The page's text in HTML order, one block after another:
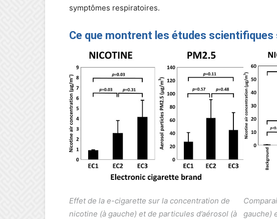
symptômes respiratoires.
Ce que montrent les études
Effet de la e-cigarette sur la concentration de
nicotine (à gauche) et de particules d’aérosol (à
gauche)